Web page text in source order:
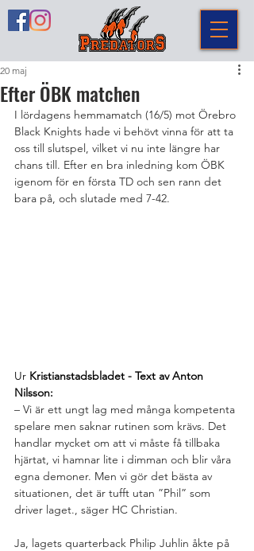
Efter ÖBK matchen
20 maj
I lördagens hemmamatch (16/5) mot Örebro
Black Knights hade vi behövt vinna för att ta
oss till slutspel, vilket vi nu inte längre har
chans till. Efter en bra inledning kom ÖBK
igenom för en första TD och sen rann det
bara på, och slutade med 7-42.
Ur Kristianstadsbladet - Text av Anton
Nilsson:
– Vi är ett ungt lag med många kompetenta
spelare men saknar rutinen som krävs. Det
handlar mycket om att vi måste få tillbaka
hjärtat, vi hamnar lite i dimman och blir våra
egna demoner. Men vi gör det bästa av
situationen, det är tufft utan ”Phil” som
driver laget., säger HC Christian.
Ja, lagets quarterback Philip Juhlin åkte på